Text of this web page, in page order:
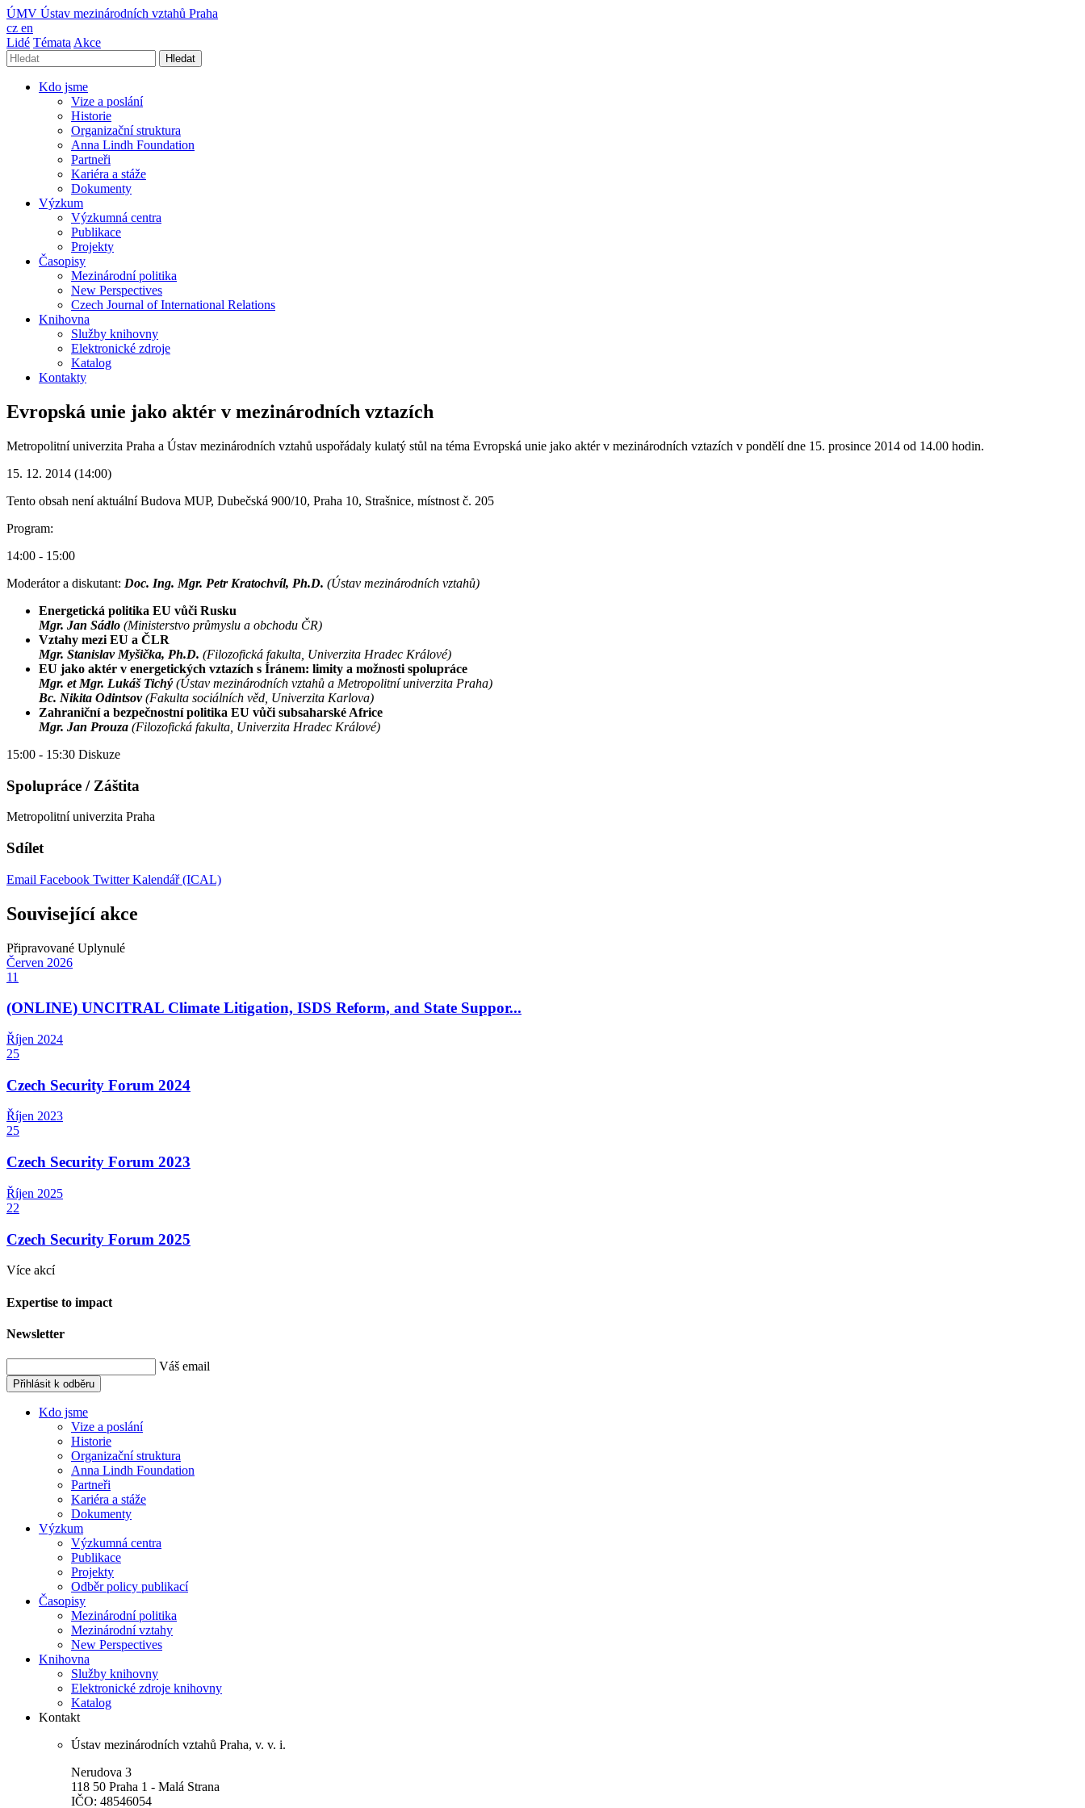
ÚMV Ústav mezinárodních vztahů Praha
cz en
Lidé Témata Akce
Hledat
Kdo jsme
Vize a poslání
Historie
Organizační struktura
Anna Lindh Foundation
Partneři
Kariéra a stáže
Dokumenty
Výzkum
Výzkumná centra
Publikace
Projekty
Časopisy
Mezinárodní politika
New Perspectives
Czech Journal of International Relations
Knihovna
Služby knihovny
Elektronické zdroje
Katalog
Kontakty
Evropská unie jako aktér v mezinárodních vztazích
Metropolitní univerzita Praha a Ústav mezinárodních vztahů uspořádaly kulatý stůl na téma Evropská unie jako aktér v mezinárodních vztazích v pondělí dne 15. prosince 2014 od 14.00 hodin.
15. 12. 2014 (14:00)
Tento obsah není aktuální Budova MUP, Dubečská 900/10, Praha 10, Strašnice, místnost č. 205
Program:
14:00 - 15:00
Moderátor a diskutant: Doc. Ing. Mgr. Petr Kratochvíl, Ph.D. (Ústav mezinárodních vztahů)
Energetická politika EU vůči Rusku
Mgr. Jan Sádlo (Ministerstvo průmyslu a obchodu ČR)
Vztahy mezi EU a ČLR
Mgr. Stanislav Myšička, Ph.D. (Filozofická fakulta, Univerzita Hradec Králové)
EU jako aktér v energetických vztazích s Íránem: limity a možnosti spolupráce
Mgr. et Mgr. Lukáš Tichý (Ústav mezinárodních vztahů a Metropolitní univerzita Praha)
Bc. Nikita Odintsov(Fakulta sociálních věd, Univerzita Karlova)
Zahraniční a bezpečnostní politika EU vůči subsaharské Africe
Mgr. Jan Prouza (Filozofická fakulta, Univerzita Hradec Králové)
15:00 - 15:30 Diskuze
Spolupráce / Záštita
Metropolitní univerzita Praha
Sdílet
Email Facebook TwitterKalendář (ICAL)
Související akce
Připravované Uplynulé
Červen 2026
11
(ONLINE) UNCITRAL Climate Litigation, ISDS Reform, and State Suppor...
Říjen 2024
25
Czech Security Forum 2024
Říjen 2023
25
Czech Security Forum 2023
Říjen 2025
22
Czech Security Forum 2025
Více akcí
Expertise to impact
Newsletter
Váš email
Přihlásit k odběru
Kdo jsme
Vize a poslání
Historie
Organizační struktura
Anna Lindh Foundation
Partneři
Kariéra a stáže
Dokumenty
Výzkum
Výzkumná centra
Publikace
Projekty
Odběr policy publikací
Časopisy
Mezinárodní politika
Mezinárodní vztahy
New Perspectives
Knihovna
Služby knihovny
Elektronické zdroje knihovny
Katalog
Kontakt
Ústav mezinárodních vztahů Praha, v. v. i.
Nerudova 3
118 50 Praha 1 - Malá Strana
IČO: 48546054